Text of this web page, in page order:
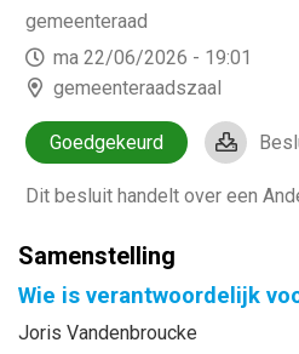
gemeenteraad
ma 22/06/2026 - 19:01
gemeenteraadszaal
Goedgekeurd
Dit besluit handelt over een
Samenstelling
Wie is verantwoordelijk
Joris Vandenbroucke